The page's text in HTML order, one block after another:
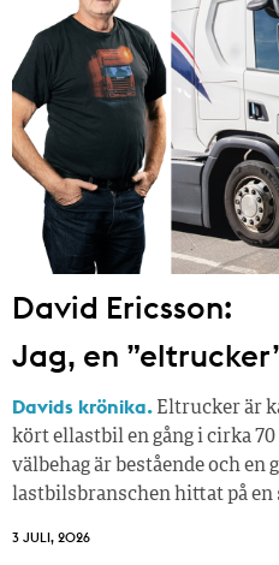
David Ericsson:
Jag, en
Davids krönika. Eltrucker är
kört ellastbil en gång i cirka
välbehag är bestående och
lastbilsbranschen hittat på en
3 JULI, 2026